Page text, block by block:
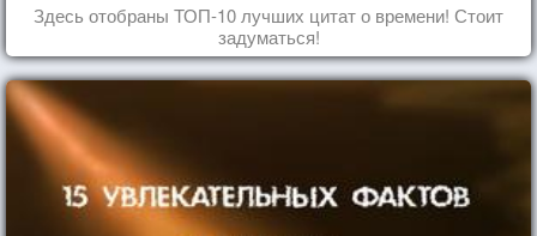
Здесь отобраны ТОП-10 лучших цитат о времени! Стоит
задуматься!